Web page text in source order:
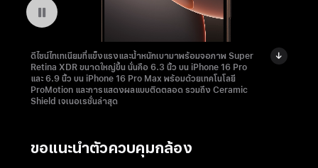
หยุดฉายวีดีโอ: iPhone 16 Pro ที่เบาและทนทาน
ดีไซน์ไทเทเนียมที่แข็งแรงและน้ำหนักเบามาพร้อมจอภาพ Super
Retina XDR ขนาดใหญ่ขึ้น นั่นคือ 6.3 นิ้ว บน iPhone 16 Pro
และ 6.9 นิ้ว บน iPhone 16 Pro Max พร้อมด้วยเทคโนโลยี
ProMotion และการแสดงผลแบบติดตลอด รวมถึง Ceramic
Shield เจเนอเรชั่นล่าสุด
ขอแนะนำตัวควบคุมกล้อง